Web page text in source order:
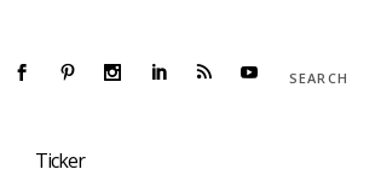
Ticker